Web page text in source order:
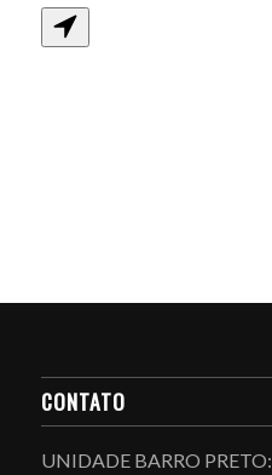
CONTATO
UNIDADE BARRO PRETO: